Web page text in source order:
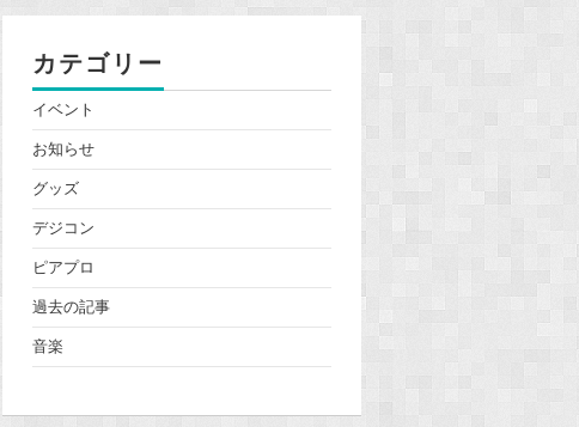
カテゴリー
イベント
お知らせ
グッズ
デジコン
ピアプロ
過去の記事
音楽